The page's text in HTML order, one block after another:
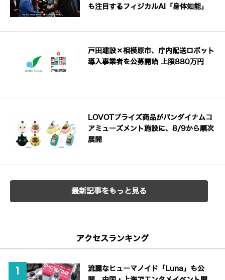
も注目するフィジカルAI「身体知能」
戸田建設×相模原市、庁内配送ロボット
導入事業者を公募開始 上限880万円
LOVOTプライズ商品がバンダイナムコ
アミューズメント施設に、8/9から順次
展開
最新記事をもっと見る
アクセスランキング
流麗なヒューマノイド「Luna」も公